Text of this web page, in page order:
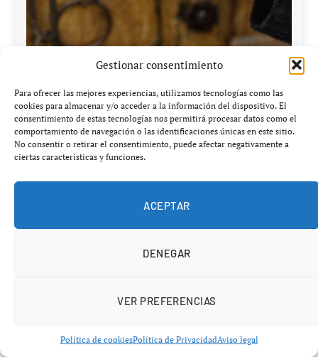
Gestionar consentimiento
Para ofrecer las mejores experiencias, utilizamos tecnologías como las
cookies para almacenar y/o acceder a la información del dispositivo. El
consentimiento de estas tecnologías nos permitirá procesar datos como el
comportamiento de navegación o las identificaciones únicas en este sitio.
No consentir o retirar el consentimiento, puede afectar negativamente a
ciertas características y funciones.
ACEPTAR
DENEGAR
VER PREFERENCIAS
Política de cookiesPolítica de PrivacidadAviso legal
39,99€
Ver en Chollones
Athletic Club Nico Williams RCD Mallorca
Twitter Pinterest LinkedIn
ARTÍCULO ANTERIOR ARTÍCULO SIGUIENTE